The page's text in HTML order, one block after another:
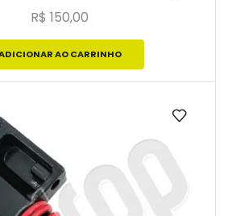
R$ 150,00
AO CARRINHO